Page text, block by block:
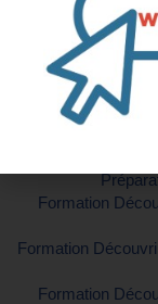
Formation
Formation
Formation
Formation